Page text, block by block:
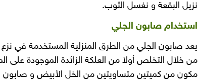
نزيل البقعة و نغسل الثوب.
استخدام صابون الجلي
يعد صابون الجلي من الطرق المنزلية المستخدمة في
من خلال التخلص أولا من العلكة الزائدة الموجودة على
مكون من كميتين متساويتين من الخل الأبيض و صابون